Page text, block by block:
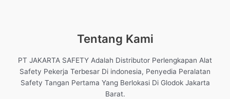
Tentang Kami
PT JAKARTA SAFETY Adalah Distributor Perlengkapan Alat
Safety Pekerja Terbesar Di indonesia, Penyedia Peralatan
Safety Tangan Pertama Yang Berlokasi Di Glodok Jakarta
Barat.